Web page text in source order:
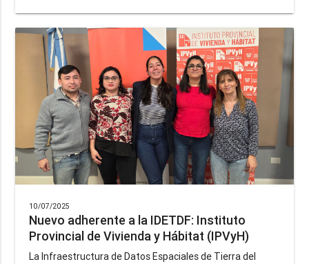
salud y seguridad impulsada por el gobernador Gustavo
Melella.
10/07/2025
Nuevo adherente a la IDETDF: Instituto
Provincial de Vivienda y Hábitat (IPVyH)
La Infraestructura de Datos Espaciales de Tierra del